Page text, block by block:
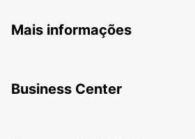
Mais informações
Business Center